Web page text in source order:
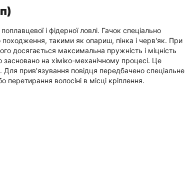
і фідерної ловлі. Гачок спеціально
такими як опариш, пінка і черв'як. При
досягається максимальна пружність і міцність
на хіміко-механічному процесі. Це
Для прив'язування повідця передбачено спеціальне
волосіні в місці кріплення.